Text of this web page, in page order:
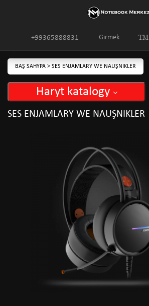
Girmek TM
+99365888831
BAŞ SAHYPA > SES ENJAMLARY WE NAUŞNIKLER
Haryt katalogy
SES ENJAMLARY WE NAUŞNIKLER